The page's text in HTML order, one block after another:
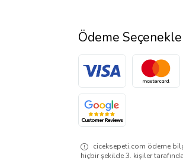
Ödeme
ciceksepeti.com ödeme
hiçbir şekilde 3. kişiler